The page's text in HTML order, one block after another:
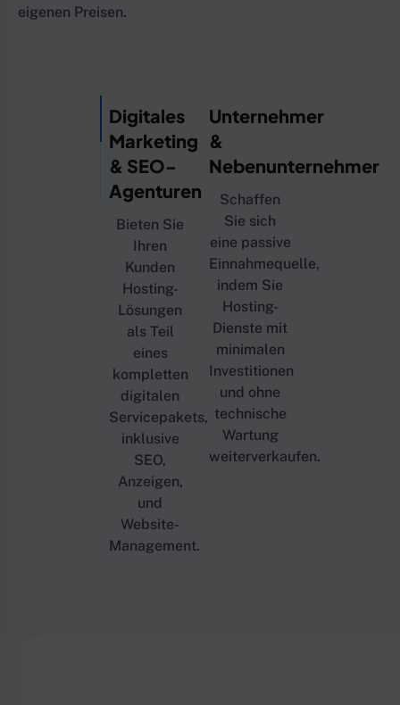
eigenen Preisen.
Digitales
Marketing
& SEO-
Agenturen
Bieten Sie
Ihren
Kunden
Hosting-
Lösungen
als Teil
eines
kompletten
digitalen
Servicepakets,
inklusive
SEO,
Anzeigen,
und
Website-
Management.
Unternehmer
&
Nebenunternehmer
Schaffen
Sie sich
eine passive
Einnahmequelle,
indem Sie
Hosting-
Dienste mit
minimalen
Investitionen
und ohne
technische
Wartung
weiterverkaufen.